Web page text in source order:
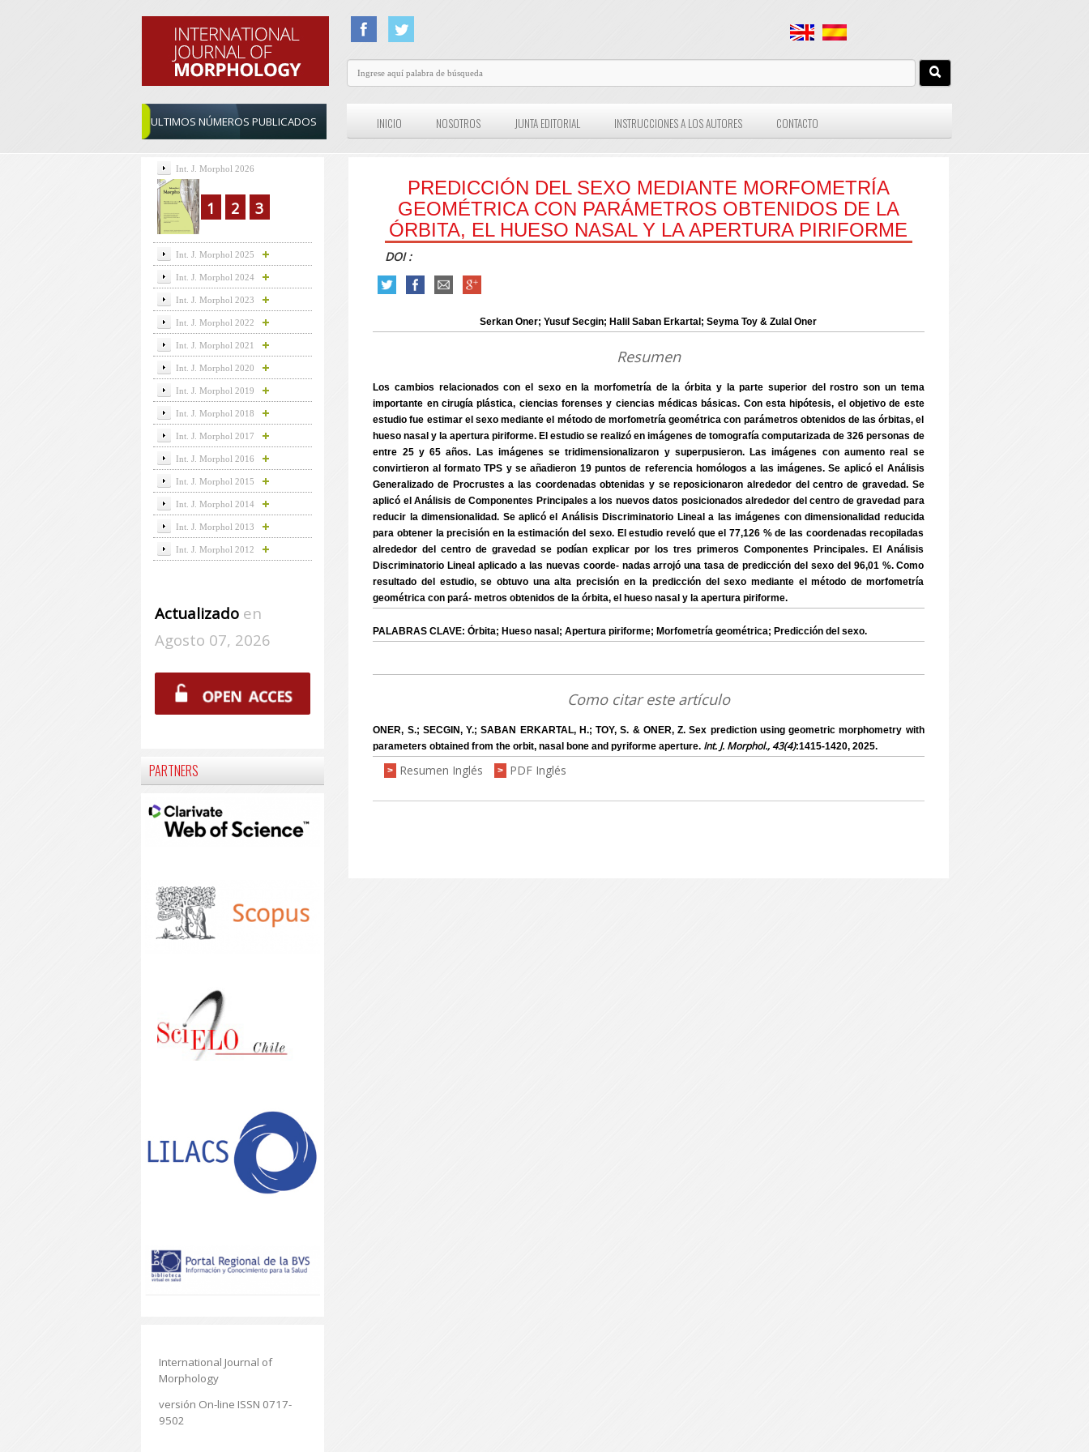
ULTIMOS NÚMEROS PUBLICADOS INICIO NOSOTROS JUNTA EDITORIAL INSTRUCCIONES A LOS AUTORES CONTACTO
PREDICCIÓN DEL SEXO MEDIANTE MORFOMETRÍA
GEOMÉTRICA CON PARÁMETROS OBTENIDOS DE LA
ÓRBITA, EL HUESO NASAL Y LA APERTURA PIRIFORME
DOI :
Serkan Oner; Yusuf Secgin; Halil Saban Erkartal; Seyma Toy & Zulal Oner
Resumen
Los cambios relacionados con el sexo en la morfometría de la órbita y la parte superior del rostro son un tema
importante en cirugía plástica, ciencias forenses y ciencias médicas básicas. Con esta hipótesis, el objetivo de este
estudio fue estimar el sexo mediante el método de morfometría geométrica con parámetros obtenidos de las órbitas, el
hueso nasal y la apertura piriforme. El estudio se realizó en imágenes de tomografía computarizada de 326 personas de
entre 25 y 65 años. Las imágenes se tridimensionalizaron y superpusieron. Las imágenes con aumento real se
convirtieron al formato TPS y se añadieron 19 puntos de referencia homólogos a las imágenes. Se aplicó el Análisis
Generalizado de Procrustes a las coordenadas obtenidas y se reposicionaron alrededor del centro de gravedad. Se
aplicó el Análisis de Componentes Principales a los nuevos datos posicionados alrededor del centro de gravedad para
reducir la dimensionalidad. Se aplicó el Análisis Discriminatorio Lineal a las imágenes con dimensionalidad reducida
para obtener la precisión en la estimación del sexo. El estudio reveló que el 77,126 % de las coordenadas recopiladas
alrededor del centro de gravedad se podían explicar por los tres primeros Componentes Principales. El Análisis
Discriminatorio Lineal aplicado a las nuevas coorde- nadas arrojó una tasa de predicción del sexo del 96,01 %. Como
resultado del estudio, se obtuvo una alta precisión en la predicción del sexo mediante el método de morfometría
geométrica con pará- metros obtenidos de la órbita, el hueso nasal y la apertura piriforme.
PALABRAS CLAVE: Órbita; Hueso nasal; Apertura piriforme; Morfometría geométrica; Predicción del sexo.
Como citar este artículo
ONER, S.; SECGIN, Y.; SABAN ERKARTAL, H.; TOY, S. & ONER, Z. Sex prediction using geometric morphometry with
parameters obtained from the orbit, nasal bone and pyriforme aperture. Int. J. Morphol., 43(4):1415-1420, 2025.
> Resumen Inglés > PDF Inglés
Int. J. Morphol 2026
1 2 3
Int. J. Morphol 2025
Int. J. Morphol 2024
Int. J. Morphol 2023
Int. J. Morphol 2022
Int. J. Morphol 2021
Int. J. Morphol 2020
Int. J. Morphol 2019
Int. J. Morphol 2018
Int. J. Morphol 2017
Int. J. Morphol 2016
Int. J. Morphol 2015
Int. J. Morphol 2014
Int. J. Morphol 2013
Int. J. Morphol 2012
Actualizadoen
Agosto 07, 2026
PARTNERS
International Journal of
Morphology
versión On-line ISSN 0717-
9502